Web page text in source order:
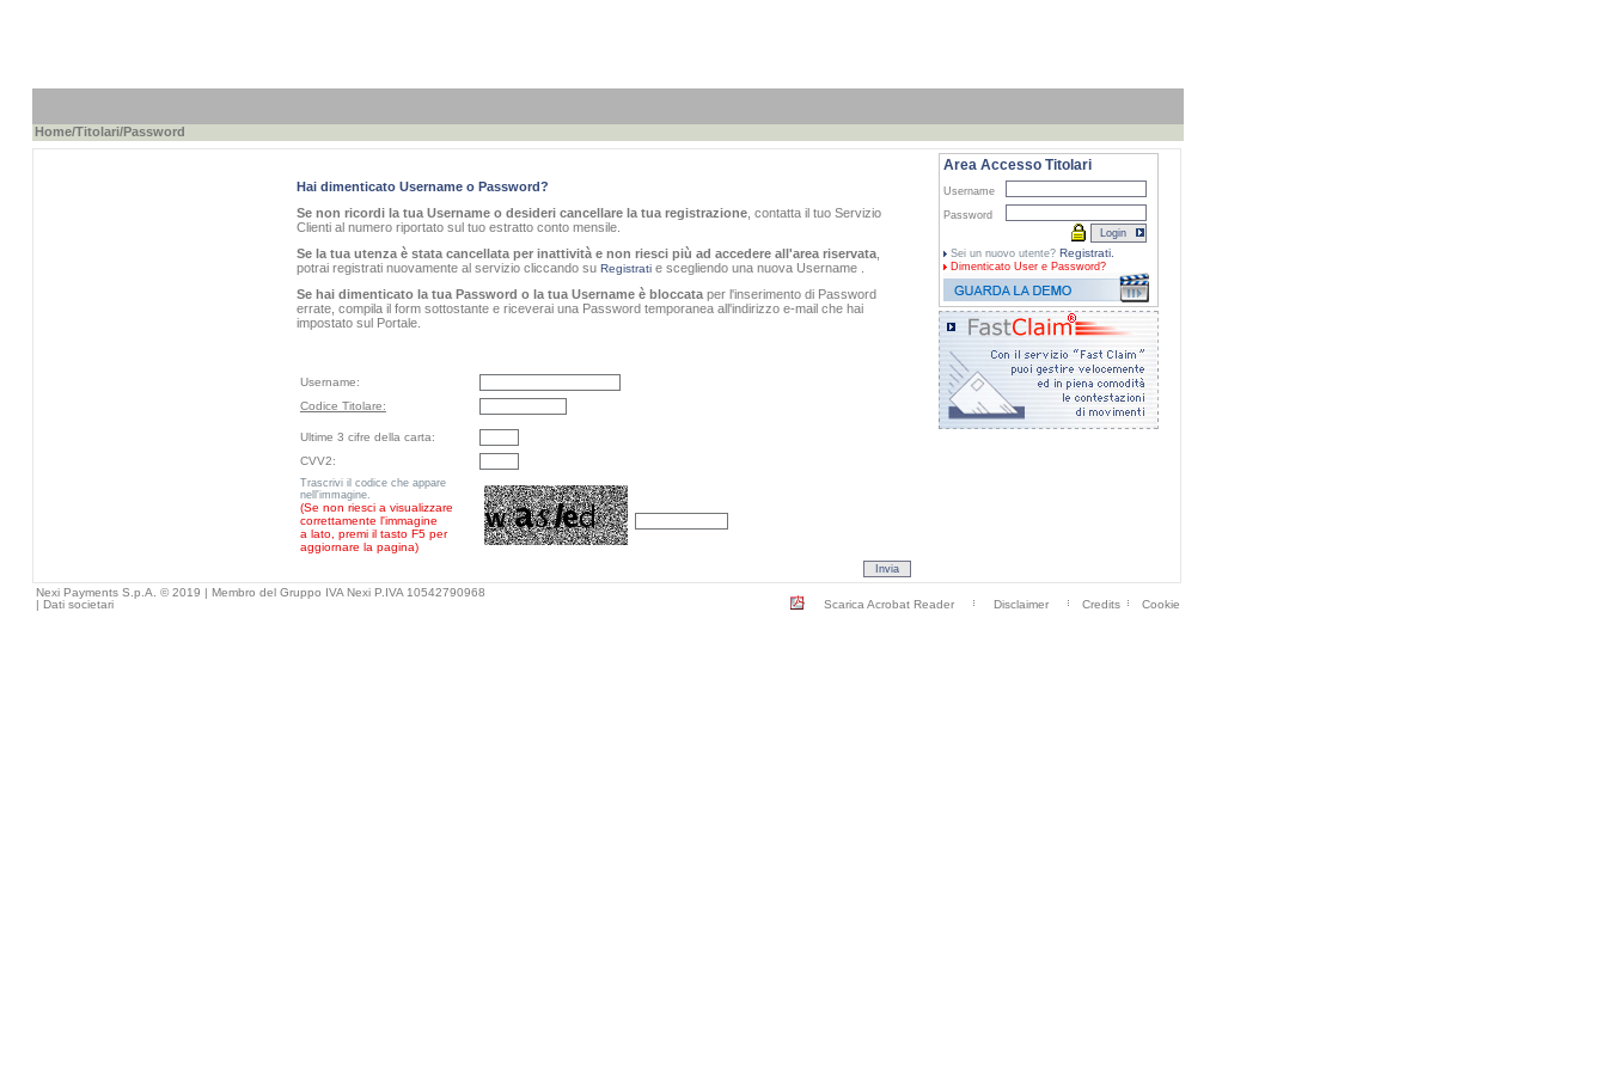
Home/Titolari/Password
Hai dimenticato Username o Password?
Se non ricordi la tua Username o desideri cancellare la tua registrazione, contatta il tuo Servizio
Clienti al numero riportato sul tuo estratto conto mensile.
Se la tua utenza è stata cancellata per inattività e non riesci più ad accedere all'area riservata,
potrai registrati nuovamente al servizio cliccando su Registratie scegliendo una nuova Username .
Se hai dimenticato la tua Password o la tua Username è bloccataper l'inserimento di Password
errate, compila il form sottostante e riceverai una Password temporanea all'indirizzo e-mail che hai
impostato sul Portale.
Username:
Codice Titolare:
Ultime 3 cifre della carta:
CVV2:
Trascrivi il codice che appare
nell'immagine.
(Se non riesci a visualizzare
correttamente l'immagine
a lato, premi il tasto F5 per
aggiornare la pagina)
Area Accesso Titolari
Username
Password
Sei un nuovo utente? Registrati.
Dimenticato User e Password?
Nexi Payments S.p.A. © 2019 | Membro del Gruppo IVA Nexi P.IVA 10542790968
| Dati societari Scarica Acrobat Reader Disclaimer Credits Cookie